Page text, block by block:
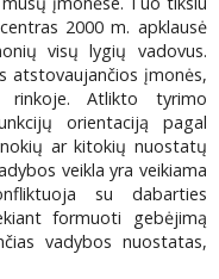
2000 m. apklausė
visų lygių vadovus.
atstovaujančios įmonės,
rinkoje. Atlikto tyrimo
orientaciją pagal
ar kitokių nuostatų
veikla yra veikiama
su dabarties
formuoti gebėjimą
vadybos nuostatas,